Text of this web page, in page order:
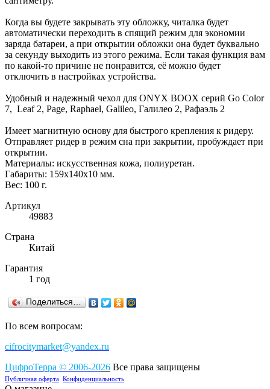
Когда вы будете закрывать эту обложку, читалка будет
автоматически переходить в спящий режим для экономии
заряда батареи, а при открытии обложки она будет буквально
за секунду выходить из этого режима. Если такая функция вам
по какой-то причине не понравится, её можно будет
отключить в настройках устройства.
Удобный и надежный чехол для ONYX BOOX серий Go Color
7, Leaf 2, Page, Raphael, Galileo, Галилео 2, Рафаэль 2
Имеет магнитную основу для быстрого крепления к ридеру.
Отправляет ридер в режим сна при закрытии, пробуждает при
открытии.
Материалы: искусственная кожа, полиуретан.
Габариты: 159х140х10 мм.
Вес: 100 г.
Артикул
49883
Страна
Китай
Гарантия
1 год
Поделиться…
По всем вопросам:
cifrocitymarket@yandex.ru
ЦифроТерра © 2006-2026 Все права защищены
Публичная оферта Конфиденциальность